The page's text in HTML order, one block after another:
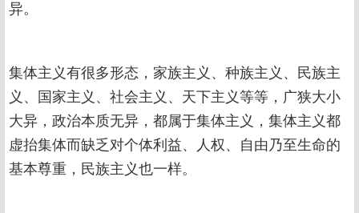
异。
集体主义有很多形态，家族主义、种族主义、民族主
义、国家主义、社会主义、天下主义等等，广狭大小
大异，政治本质无异，都属于集体主义，集体主义都
虚抬集体而缺乏对个体利益、人权、自由乃至生命的
基本尊重，民族主义也一样。